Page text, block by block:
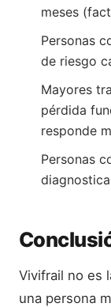
meses
Personas
de riesgo
Mayores
pérdida
responde
Personas
Vivifrail no es
una persona